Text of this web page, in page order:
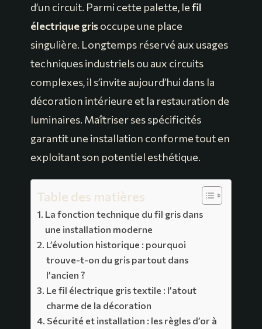
d’un circuit. Parmi cette palette, lefil
électrique grisoccupe une place
singulière. Longtemps réservé aux usages
techniques industriels ou aux circuits
complexes, il s’invite aujourd’hui dans la
décoration intérieure et la restauration de
luminaires. Maîtriser ses spécificités
garantit une installation conforme tout en
exploitant son potentiel esthétique.
Table des matières
La fonction technique du fil gris dans
une installation moderne
L’évolution historique : pourquoi
trouve-t-on du gris partout dans
l’ancien ?
Le fil électrique gris textile : l’atout
charme de la décoration
Sécurité et installation : les règles d’or à